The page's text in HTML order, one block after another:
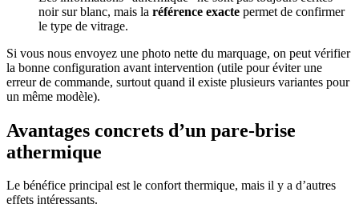
noir sur blanc, mais la référence exacte permet de confirmer
le type de vitrage.
Si vous nous envoyez une photo nette du marquage, on peut vérifier
la bonne configuration avant intervention (utile pour éviter une
erreur de commande, surtout quand il existe plusieurs variantes pour
un même modèle).
Avantages concrets d’un pare-brise
athermique
Le bénéfice principal est le confort thermique, mais il y a d’autres
effets intéressants.